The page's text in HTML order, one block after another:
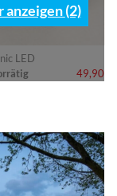
LED
49,90
Mehr anzeigen (2)